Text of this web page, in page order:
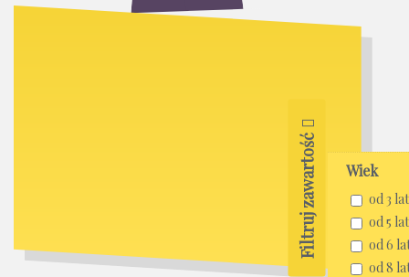
Filtruj zawartość Wiek
od 3 lat
od 5 lat
od 6
od 8